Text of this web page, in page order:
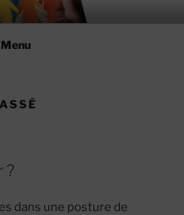
ENSEMBLE
Menu
?
dans une posture de